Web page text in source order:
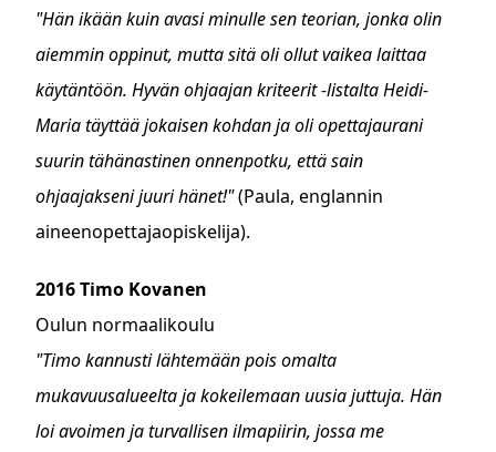
"Hän ikään kuin avasi minulle sen teorian, jonka olin
aiemmin oppinut, mutta sitä oli ollut vaikea laittaa
käytäntöön. Hyvän ohjaajan kriteerit -listalta Heidi-
Maria täyttää jokaisen kohdan ja oli opettajaurani
suurin tähänastinen onnenpotku, että sain
ohjaajakseni juuri hänet!"(Paula, englannin
aineenopettajaopiskelija).
2016 Timo Kovanen
Oulun normaalikoulu
"Timo kannusti lähtemään pois omalta
mukavuusalueelta ja kokeilemaan uusia juttuja. Hän
loi avoimen ja turvallisen ilmapiirin, jossa me